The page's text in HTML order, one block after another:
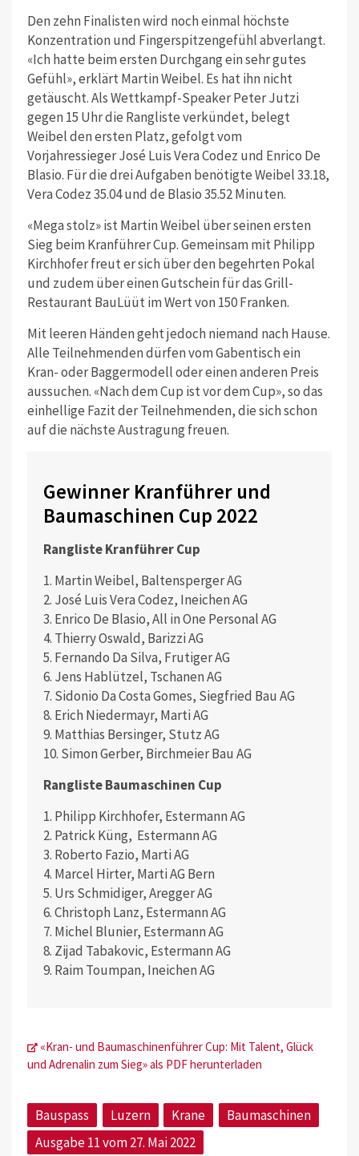
Den zehn Finalisten wird noch einmal höchste
Konzentration und Fingerspitzengefühl abverlangt.
«Ich hatte beim ersten Durchgang ein sehr gutes
Gefühl», erklärt Martin Weibel. Es hat ihn nicht
getäuscht. Als Wettkampf-Speaker Peter Jutzi
gegen 15 Uhr die Rangliste verkündet, belegt
Weibel den ersten Platz, gefolgt vom
Vorjahressieger José Luis Vera Codez und Enrico De
Blasio. Für die drei Aufgaben benötigte Weibel 33.18,
Vera Codez 35.04 und de Blasio 35.52 Minuten.
«Mega stolz» ist Martin Weibel über seinen ersten
Sieg beim Kranführer Cup. Gemeinsam mit Philipp
Kirchhofer freut er sich über den begehrten Pokal
und zudem über einen Gutschein für das Grill-
Restaurant BauLüüt im Wert von 150 Franken.
Mit leeren Händen geht jedoch niemand nach Hause.
Alle Teilnehmenden dürfen vom Gabentisch ein
Kran- oder Baggermodell oder einen anderen Preis
aussuchen. «Nach dem Cup ist vor dem Cup», so das
einhellige Fazit der Teilnehmenden, die sich schon
auf die nächste Austragung freuen.
Gewinner Kranführer und
Baumaschinen Cup 2022
Rangliste Kranführer Cup
1. Martin Weibel, Baltensperger AG
2. José Luis Vera Codez, Ineichen AG
3. Enrico De Blasio, All in One Personal AG
4. Thierry Oswald, Barizzi AG
5. Fernando Da Silva, Frutiger AG
6. Jens Hablützel, Tschanen AG
7. Sidonio Da Costa Gomes, Siegfried Bau AG
8. Erich Niedermayr, Marti AG
9. Matthias Bersinger, Stutz AG
10. Simon Gerber, Birchmeier Bau AG
Rangliste Baumaschinen Cup
1. Philipp Kirchhofer, Estermann AG
2. Patrick Küng, Estermann AG
3. Roberto Fazio, Marti AG
4. Marcel Hirter, Marti AG Bern
5. Urs Schmidiger, Aregger AG
6. Christoph Lanz, Estermann AG
7. Michel Blunier, Estermann AG
8. Zijad Tabakovic, Estermann AG
9. Raim Toumpan, Ineichen AG
«Kran- und Baumaschinenführer Cup: Mit Talent, Glück
und Adrenalin zum Sieg» als PDF herunterladen
Bauspass Luzern Krane
Baumaschinen
Ausgabe 11 vom 27. Mai 2022